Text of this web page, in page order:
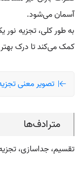
آسمان می‌شود.
به طور کلی، تجزیه
کمک می‌کند تا درک
تصویر معنی
مترادف‌ها
تقسیم، جداسازی،